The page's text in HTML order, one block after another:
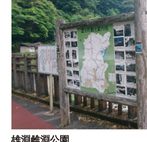
雄淵雌淵公園